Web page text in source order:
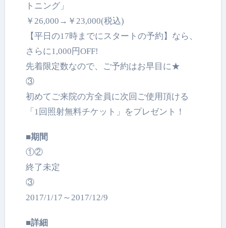
トニング」
￥26,000→￥23,000(税込)
【平日の17時までにスタートの予約】なら、
さらに1,000円OFF!
先着限定数なので、ご予約はお早目に★
③
初めてご来院の方全員に次回ご使用頂ける
「1回照射無料チケット」をプレゼント！
■期間
①②
終了未定
③
2017/1/17～2017/12/9
■詳細